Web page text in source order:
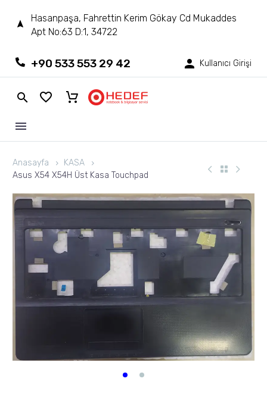
Hasanpaşa, Fahrettin Kerim Gökay Cd Mukaddes
Apt No:63 D:1, 34722
+90 533 553 29 42 Kullanıcı Girişi
Anasayfa
KASA
Asus X54 X54H Üst Kasa Touchpad